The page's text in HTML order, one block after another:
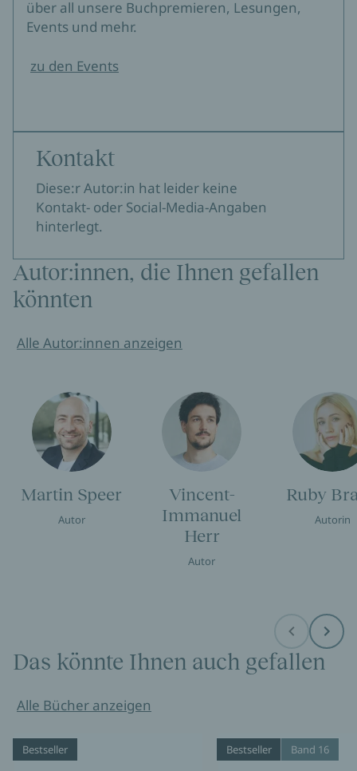
über all unsere Buchpremieren, Lesungen,
Events und mehr.
zu den Events
Kontakt
Diese:r Autor:in hat leider keine
Kontakt- oder Social-Media-Angaben
hinterlegt.
Autor:innen, die Ihnen gefallen
könnten
Alle Autor:innen anzeigen
Martin Speer
Autor
Vincent-
Immanuel
Herr
Autor
Ruby
Autorin
Before Next
Das könnte Ihnen auch gefallen
Alle Bücher anzeigen
Bestseller Bestseller Band 16